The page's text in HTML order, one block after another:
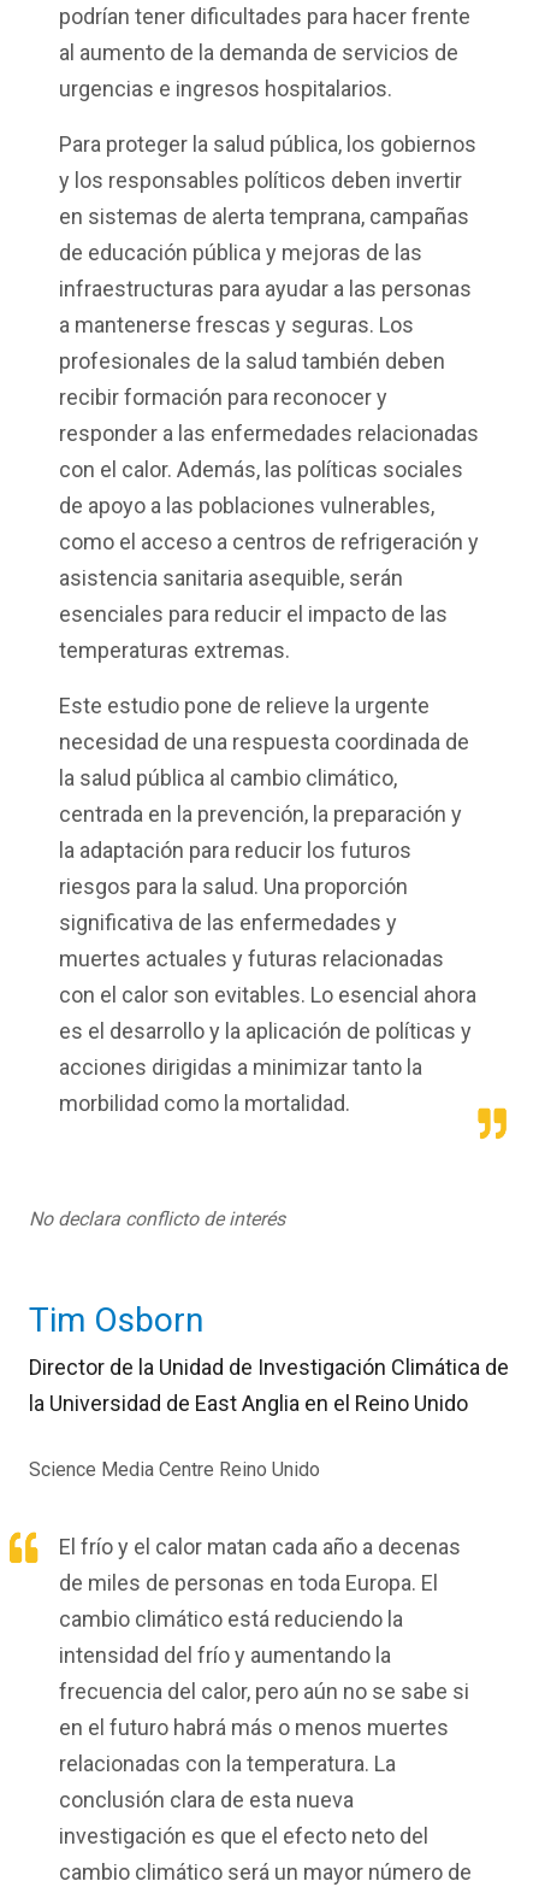
podrían tener dificultades para hacer frente
al aumento de la demanda de servicios de
urgencias e ingresos hospitalarios.
Para proteger la salud pública, los gobiernos
y los responsables políticos deben invertir
en sistemas de alerta temprana, campañas
de educación pública y mejoras de las
infraestructuras para ayudar a las personas
a mantenerse frescas y seguras. Los
profesionales de la salud también deben
recibir formación para reconocer y
responder a las enfermedades relacionadas
con el calor. Además, las políticas sociales
de apoyo a las poblaciones vulnerables,
como el acceso a centros de refrigeración y
asistencia sanitaria asequible, serán
esenciales para reducir el impacto de las
temperaturas extremas.
Este estudio pone de relieve la urgente
necesidad de una respuesta coordinada de
la salud pública al cambio climático,
centrada en la prevención, la preparación y
la adaptación para reducir los futuros
riesgos para la salud. Una proporción
significativa de las enfermedades y
muertes actuales y futuras relacionadas
con el calor son evitables. Lo esencial ahora
es el desarrollo y la aplicación de políticas y
acciones dirigidas a minimizar tanto la
morbilidad como la mortalidad.
No declara conflicto de interés
Tim Osborn
Director de la Unidad de Investigación Climática de
la Universidad de East Anglia en el Reino Unido
Science Media Centre Reino Unido
El frío y el calor matan cada año a decenas
de miles de personas en toda Europa. El
cambio climático está reduciendo la
intensidad del frío y aumentando la
frecuencia del calor, pero aún no se sabe si
en el futuro habrá más o menos muertes
relacionadas con la temperatura. La
conclusión clara de esta nueva
investigación es que el efecto neto del
cambio climático será un mayor número de